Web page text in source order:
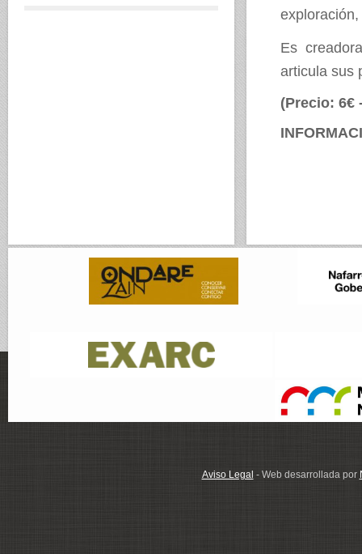
Es
articula sus
(Precio: 6€
Aviso Legal - Web desarrollada por